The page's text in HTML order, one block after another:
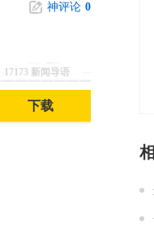
神评论 0
17173 新闻导语
下载